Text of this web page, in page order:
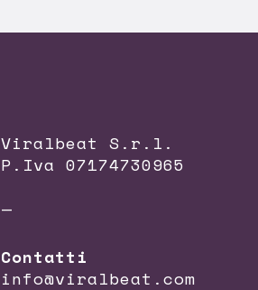
Viralbeat S.r.l.
P.Iva 07174730965
—
Contatti
info@viralbeat.com